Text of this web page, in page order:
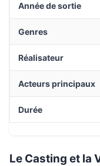
Année de sortie
Genres
Réalisateur
Acteurs principaux
Durée
Le Casting et la